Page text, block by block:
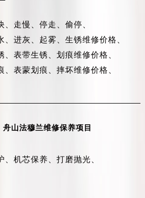
、 走慢、 停走、 偷停、
、 进灰、 起雾、 生锈维修价格、
、 表带生锈、 划痕维修价格、
、 表蒙划痕、 摔坏维修价格、
舟山法穆兰维修保养项目
、 机芯保养、 打磨抛光、